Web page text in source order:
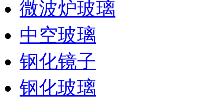
微波炉玻璃
​中空玻璃
钢化镜子
钢化玻璃